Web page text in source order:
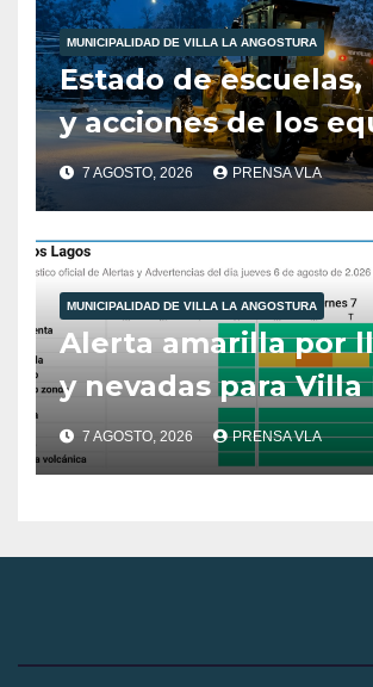
MUNICIPALIDAD DE VILLA LA ANGOSTURA
Estado de
y acciones de los
municipales – Villa
Angostura – 7 de
10:00 hs
7 AGOSTO, 2026 PRENSA VLA
MUNICIPALIDAD DE VILLA LA ANGOSTURA
Alerta amarilla por
y nevadas para Villa
Angostura.
7 AGOSTO, 2026 PRENSA VLA